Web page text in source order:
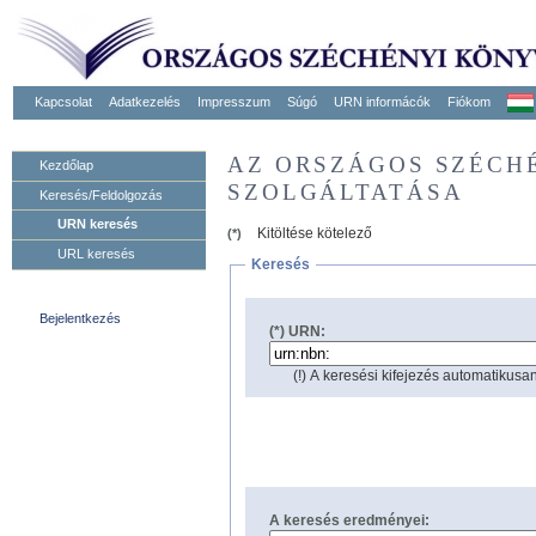
Kapcsolat Adatkezelés Impresszum Súgó URN informácók Fiókom
Kezdőlap
Keresés/Feldolgozás
URN keresés
URL keresés
Bejelentkezés
AZ ORSZÁGOS
SZOLGÁLTATÁSA
(*)
Kitöltése kötelező
Keresés
(*) URN:
(!) A keresési kifejezés
A keresés eredményei: